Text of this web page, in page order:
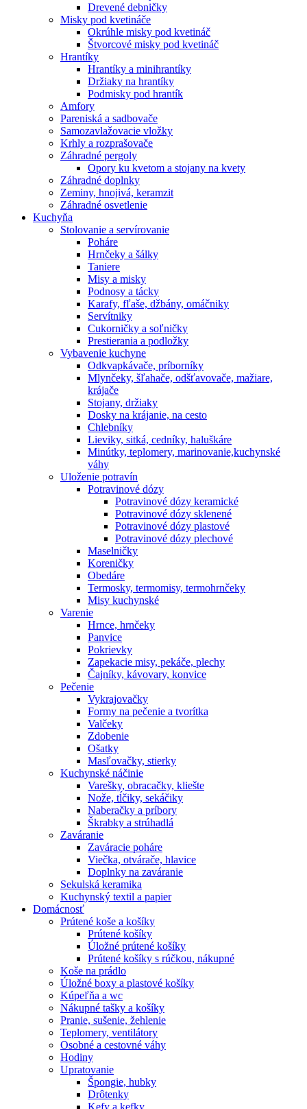
Drevené debničky
Misky pod kvetináče
Okrúhle misky pod kvetináč
Štvorcové misky pod kvetináč
Hrantíky
Hrantíky a minihrantíky
Držiaky na hrantíky
Podmisky pod hrantík
Amfory
Pareniská a sadbovače
Samozavlažovacie vložky
Krhly a rozprašovače
Záhradné pergoly
Opory ku kvetom a stojany na kvety
Záhradné doplnky
Zeminy, hnojivá, keramzit
Záhradné osvetlenie
Kuchyňa
Stolovanie a servírovanie
Poháre
Hrnčeky a šálky
Taniere
Misy a misky
Podnosy a tácky
Karafy, fľaše, džbány, omáčniky
Servítniky
Cukorničky a soľničky
Prestierania a podložky
Vybavenie kuchyne
Odkvapkávače, príborníky
Mlynčeky, šľahače, odšťavovače, mažiare,
krájače
Stojany, držiaky
Dosky na krájanie, na cesto
Chlebníky
Lieviky, sitká, cedníky, haluškáre
Minútky, teplomery, marinovanie,kuchynské
váhy
Uloženie potravín
Potravinové dózy
Potravinové dózy keramické
Potravinové dózy sklenené
Potravinové dózy plastové
Potravinové dózy plechové
Maselničky
Koreničky
Obedáre
Termosky, termomisy, termohrnčeky
Misy kuchynské
Varenie
Hrnce, hrnčeky
Panvice
Pokrievky
Zapekacie misy, pekáče, plechy
Čajníky, kávovary, konvice
Pečenie
Vykrajovačky
Formy na pečenie a tvorítka
Valčeky
Zdobenie
Ošatky
Masľovačky, stierky
Kuchynské náčinie
Varešky, obracačky, kliešte
Nože, tĺčiky, sekáčiky
Naberačky a príbory
Škrabky a strúhadlá
Zaváranie
Zaváracie poháre
Viečka, otvárače, hlavice
Doplnky na zaváranie
Sekulská keramika
Kuchynský textil a papier
Domácnosť
Prútené koše a košíky
Prútené košíky
Úložné prútené košíky
Prútené košíky s rúčkou, nákupné
Koše na prádlo
Úložné boxy a plastové košíky
Kúpeľňa a wc
Nákupné tašky a košíky
Pranie, sušenie, žehlenie
Teplomery, ventilátory
Osobné a cestovné váhy
Hodiny
Upratovanie
Špongie, hubky
Drôtenky
Kefy a kefky